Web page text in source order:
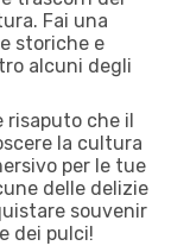
Fai una
storiche e
alcuni degli
risaputo che il
la cultura
per le tue
delle delizie
souvenir
dei pulci!